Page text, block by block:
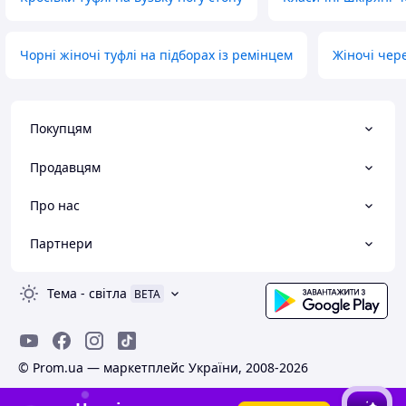
Чорні жіночі туфлі на підборах із ремінцем Жіночі
Покупцям
Продавцям
Про нас
Партнери
Тема - світла BETA
© Prom.ua — маркетплейс України, 2008-2026